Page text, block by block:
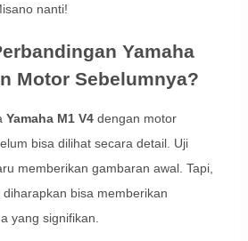
nanti!
Yamaha
Motor Sebelumnya?
Yamaha M1 V4dengan motor
bisa dilihat secara detail. Uji
memberikan gambaran awal. Tapi,
bisa memberikan
yang signifikan.